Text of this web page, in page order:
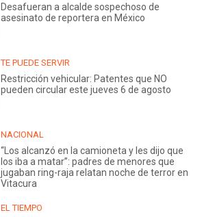
Desafueran a alcalde sospechoso de
asesinato de reportera en México
TE PUEDE SERVIR
Restricción vehicular: Patentes que NO
pueden circular este jueves 6 de agosto
NACIONAL
“Los alcanzó en la camioneta y les dijo que
los iba a matar”: padres de menores que
jugaban ring-raja relatan noche de terror en
Vitacura
EL TIEMPO